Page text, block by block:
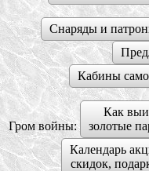
Снаряды и
Кабины
Гром войны:
Как
золотые
Календарь
скидок,